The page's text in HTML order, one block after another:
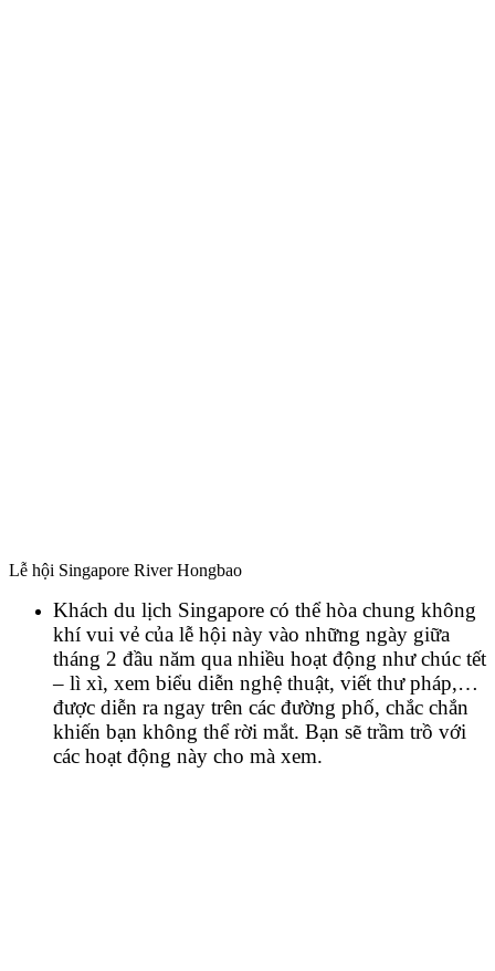
Lễ hội Singapore River Hongbao
Khách du lịch Singapore có thể hòa chung không
khí vui vẻ của lễ hội này vào những ngày giữa
tháng 2 đầu năm qua nhiều hoạt động như chúc tết
– lì xì, xem biểu diễn nghệ thuật, viết thư pháp,…
được diễn ra ngay trên các đường phố, chắc chắn
khiến bạn không thể rời mắt. Bạn sẽ trầm trồ với
các hoạt động này cho mà xem.